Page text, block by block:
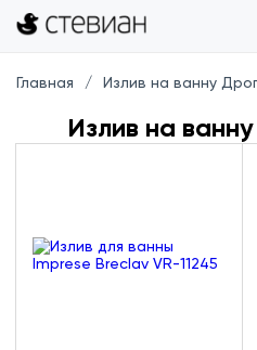
Главная Излив на ванну
Излив на